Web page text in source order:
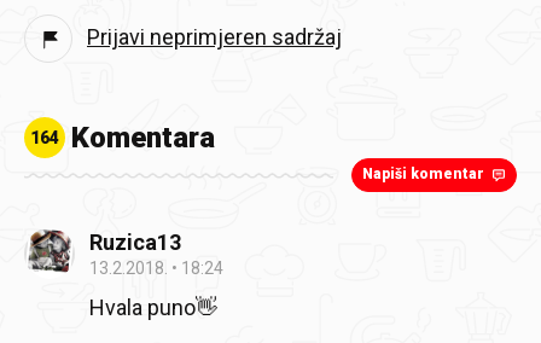
Prijavi neprimjeren sadržaj
164 Komentara
Napiši komentar
Ruzica13
13.2.2018. 18:24
Hvala puno👋